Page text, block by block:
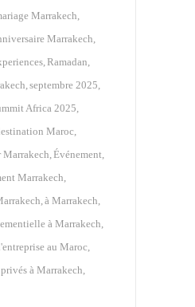
Marrakech
Marrakech
Ramadan
septembre 2025
Africa 2025
Maroc
Événement
Marrakech
à Marrakech
à Marrakech
au Maroc
à Marrakech